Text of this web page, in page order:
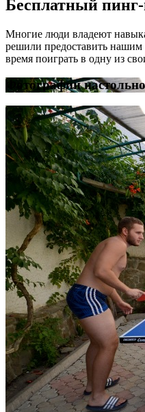
Бесплатный
Многие люди владеют
решили предоставить
время поиграть в одну из
Фотографии